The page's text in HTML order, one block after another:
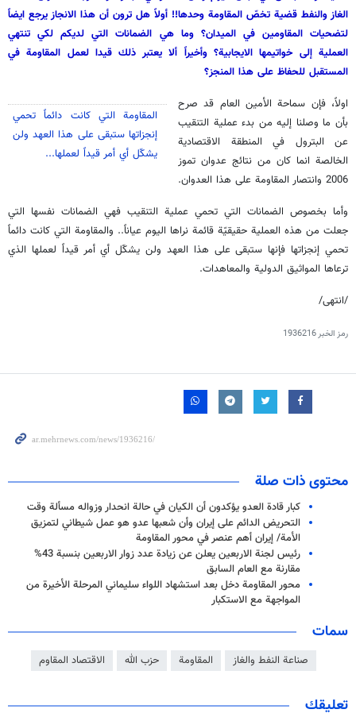
الغاز والنفط قضية تخصّ المقاومة وحدها!! أولاً هل ترون أن هذا الانجاز يرجع ايضاً
لتضحيات المقاومين في الميدان؟ وما هي الضمانات التي لديكم لكي تنتهي
العملية إلى خواتيمها الايجابية؟ وأخيراً ألا يعتبر ذلك قيدا لعمل المقاومة في
المستقبل للحفاظ على هذا المنجز؟
المقاومة التي كانت دائماً تحمي
إنجزاتها ستبقى على هذا العهد ولن
يشكّل أي أمر قيداً لعملها...
اولاً، فإن سماحة الأمين العام قد صرح
بأن ما وصلنا إليه من بدء عملية التنقيب
عن البترول في المنطقة الاقتصادية
الخالصة انما كان من نتائج عدوان تموز
2006 وانتصار المقاومة على هذا العدوان.
وأما بخصوص الضمانات التي تحمي عملية التنقيب فهي الضمانات نفسها التي
جعلت من هذه العملية حقيقيّة قائمة نراها اليوم عياناً.. والمقاومة التي كانت دائماً
تحمي إنجزاتها فإنها ستبقى على هذا العهد ولن يشكّل أي أمر قيداً لعملها الذي
ترعاها المواثيق الدولية والمعاهدات.
/انتهى/
رمز الخبر1936216
محتوى ذات صلة
كبار قادة العدو يؤكدون أن الكيان في حالة انحدار وزواله مسألة وقت
التحريض الدائم على إيران وأن شعبها عدو هو عمل شيطاني لتمزيق
الأمة/ إيران أهم عنصر في محور المقاومة
رئيس لجنة الاربعين يعلن عن زيادة عدد زوار الاربعين بنسبة 43%
مقارنة مع العام السابق
محور المقاومة دخل بعد استشهاد اللواء سليماني المرحلة الأخيرة من
المواجهة مع الاستكبار
سمات
صناعة النفط والغاز المقاومة حزب الله الاقتصاد المقاوم
تعليقك